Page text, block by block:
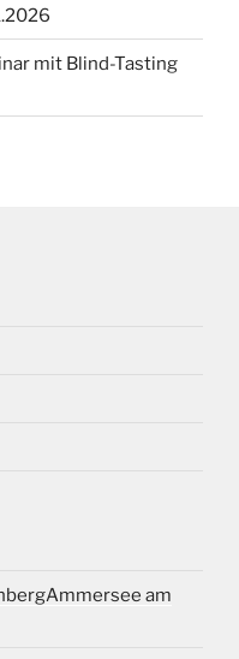
mit Blind-Tasting
am